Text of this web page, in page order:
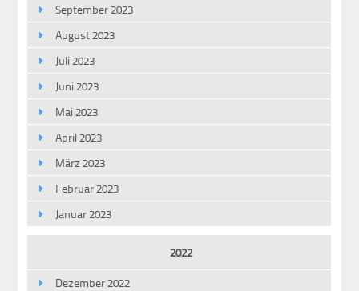
September 2023
August 2023
Juli 2023
Juni 2023
Mai 2023
April 2023
März 2023
Februar 2023
Januar 2023
2022
Dezember 2022